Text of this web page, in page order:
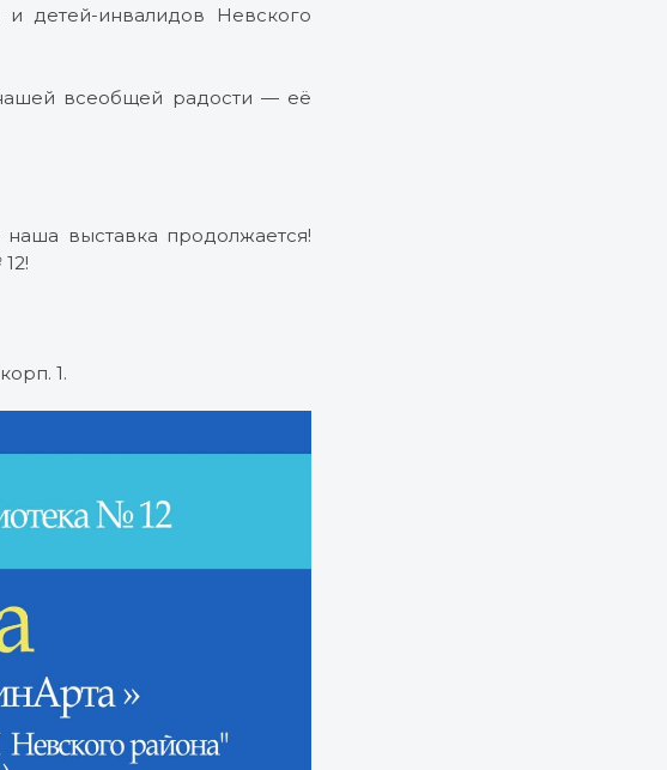
детей-инвалидов Невского
всеобщей радости — её
выставка продолжается!
1.